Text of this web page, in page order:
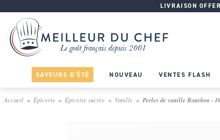
LIVRAISON
SAVEURS D'ÉTÉ NOUVEAU VENTES FLASH
Accueil Épicerie Épicerie sucrée Vanille Perles de vanille Bourbon -